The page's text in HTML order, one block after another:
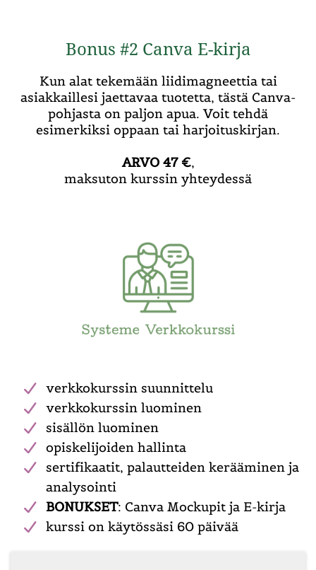
Bonus #2 Canva E-kirja
Kun alat tekemään liidimagneettia tai
asiakkaillesi jaettavaa tuotetta, tästä Canva-
pohjasta on paljon apua. Voit tehdä
esimerkiksi oppaan tai harjoituskirjan.
ARVO 47 €,
maksuton kurssin yhteydessä
verkkokurssin suunnittelu
verkkokurssin luominen
sisällön luominen
opiskelijoiden hallinta
sertifikaatit, palautteiden kerääminen ja
analysointi
BONUKSET: Canva Mockupit ja E-kirja
kurssi on käytössäsi 60 päivää